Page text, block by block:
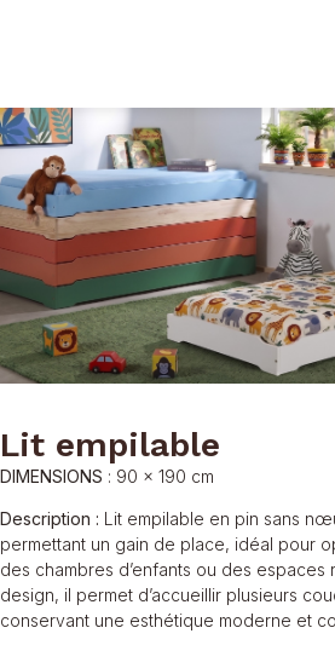
Lit empilable
DIMENSIONS : 90 x 190 cm
Description : Lit empilable en pin sans
permettant un gain de place, idéal pour
des chambres d’enfants ou des espaces
design, il permet d’accueillir plusieurs
conservant une esthétique moderne et